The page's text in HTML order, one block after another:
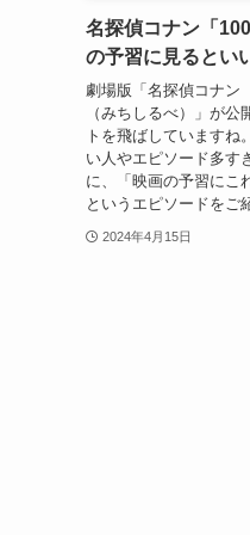
名探偵コナン「
の予習に見るとい
劇場版「名探偵コナ
（みちしるべ）」が公
トを飛ばしていますね
い人やエピソード多す
に、「映画の予習にこ
というエピソードをご
2024年4月15日